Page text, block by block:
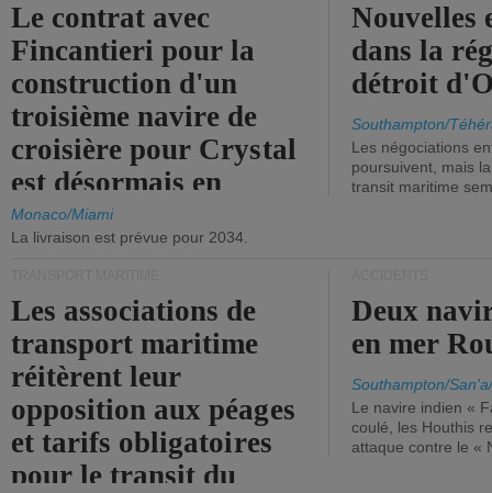
Le contrat avec
Fincantieri pour la
construction d'un
troisième navire de
croisière pour Crystal
est désormais en
vigueur.
Monaco/Miami
La livraison est prévue pour 2034.
Nouvelles
dans la
détroit
Southampton/
Les négociations
poursuivent, mais
transit maritime
Les associations de
transport maritime
réitèrent leur
opposition aux péages
et tarifs obligatoires
pour le transit du
Deux
en mer
Southampton/
Le navire indien «
coulé, les Houthis
attaque contre le «